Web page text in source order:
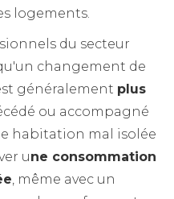
logements.
du secteur
changement de
généralement plus
ou accompagné
habitation mal isolée
une consommation
, même avec un